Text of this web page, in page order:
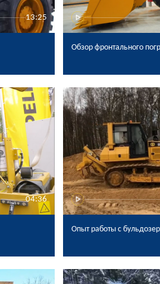
13:25
Обзор фронтального
04:36
Опыт работы с